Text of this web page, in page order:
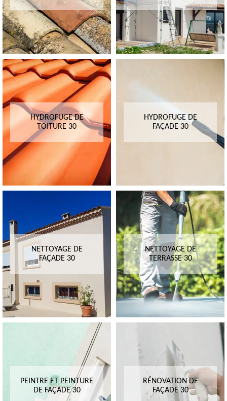
HYDROFUGE DE
TOITURE 30
HYDROFUGE DE
FAÇADE 30
NETTOYAGE DE
FAÇADE 30
NETTOYAGE DE
TERRASSE 30
PEINTRE ET PEINTURE
DE FAÇADE 30
RÉNOVATION DE
FAÇADE 30